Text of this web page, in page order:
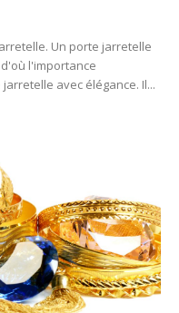
Un porte jarretelle
l'importance
avec élégance. Il...